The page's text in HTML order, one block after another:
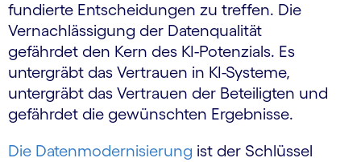
fundierte Entscheidungen zu treffen. Die
Vernachlässigung der Datenqualität
gefährdet den Kern des KI-Potenzials. Es
untergräbt das Vertrauen in KI-Systeme,
untergräbt das Vertrauen der Beteiligten und
gefährdet die gewünschten Ergebnisse.
Die Datenmodernisierung ist der Schlüssel